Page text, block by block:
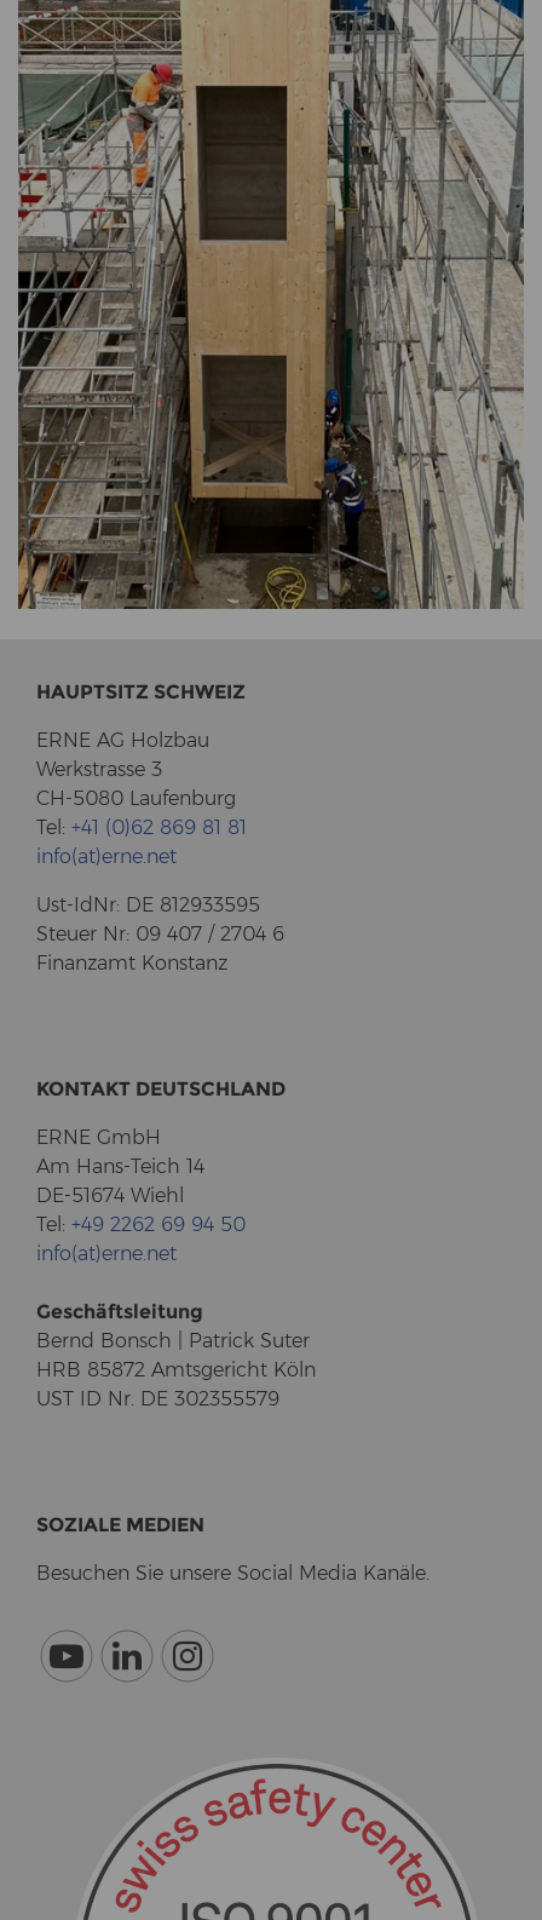
HAUPT­SITZ SCHWEIZ
ERNE AG Holz­bau
Werk­stras­se 3
CH-5080 Lau­fen­burg
Tel: +41 (0)62 869 81 81
info(at)erne.net
Ust-​IdNr: DE 812933595
Steu­er Nr: 09 407 / 2704 6
Fi­nanz­amt Kon­stanz
KON­TAKT DEUTSCH­LAND
ERNE GmbH
Am Hans-​Teich 14
DE-51674 Wiehl
Tel: +49 2262 69 94 50
info(at)erne.net
Ge­schäfts­lei­tung
Bernd Bonsch | Pa­trick Suter
HRB 85872 Amts­ge­richt Köln
UST ID Nr. DE 302355579
SO­ZIA­LE ME­DI­EN
Be­su­chen Sie un­se­re So­cial Media Ka­nä­le.